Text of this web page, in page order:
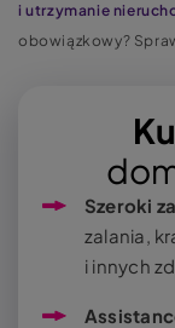
i utrzymanie
obowiązkowy?
Szeroki
zalania,
i innych